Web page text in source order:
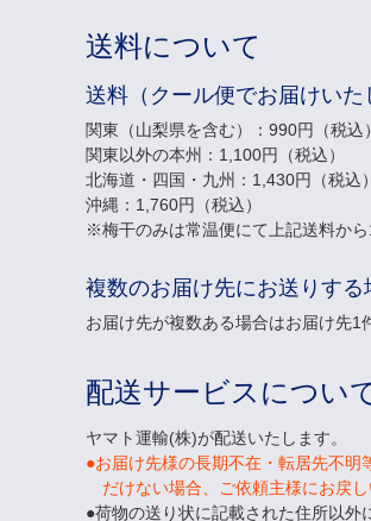
送料について
送料（クール便でお届けいた
関東（山梨県を含む）：990円（税込）
関東以外の本州：1,100円（税込）
北海道・四国・九州：1,430円（税込）
沖縄：1,760円（税込）
梅干のみは常温便にて上記送料から
複数のお届け先にお送りする
お届け先が複数ある場合はお届け先1
配送サービスについ
ヤマト運輸(株)が配送いたします。
●お届け先様の長期不在・転居先不
だけない場合、ご依頼主様にお戻し
●荷物の送り状に記載された住所以